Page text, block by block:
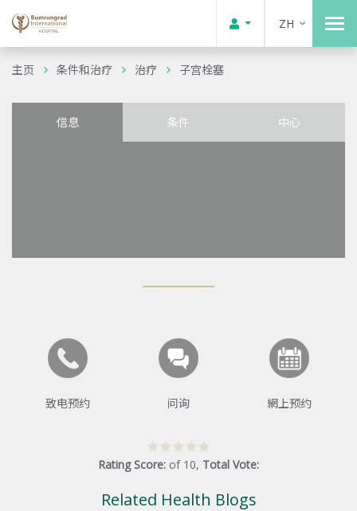
ZH
主页 条件和治疗 治疗 子宫栓塞
信息 条件 中心
致电预约 问询 網上预约
Rating Score: of 10, Total Vote:
Related Health Blogs